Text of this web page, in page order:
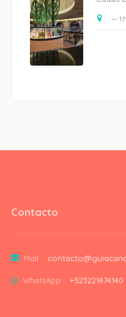
—
Contacto
Mail :
WhatsApp : +523221474140